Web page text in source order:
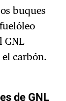
buques
GNL
el carbón.